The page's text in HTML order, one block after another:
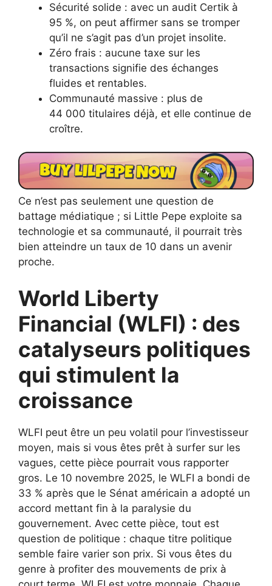
Sécurité solide : avec un audit Certik à
95 %, on peut affirmer sans se tromper
qu’il ne s’agit pas d’un projet insolite.
Zéro frais : aucune taxe sur les
transactions signifie des échanges
fluides et rentables.
Communauté massive : plus de
44 000 titulaires déjà, et elle continue de
croître.
Ce n’est pas seulement une question de
battage médiatique ; si Little Pepe exploite sa
technologie et sa communauté, il pourrait très
bien atteindre un taux de 10 dans un avenir
proche.
World Liberty
Financial (WLFI) : des
catalyseurs politiques
qui stimulent la
croissance
WLFI peut être un peu volatil pour l’investisseur
moyen, mais si vous êtes prêt à surfer sur les
vagues, cette pièce pourrait vous rapporter
gros. Le 10 novembre 2025, le WLFI a bondi de
33 % après que le Sénat américain a adopté un
accord mettant fin à la paralysie du
gouvernement. Avec cette pièce, tout est
question de politique : chaque titre politique
semble faire varier son prix. Si vous êtes du
genre à profiter des mouvements de prix à